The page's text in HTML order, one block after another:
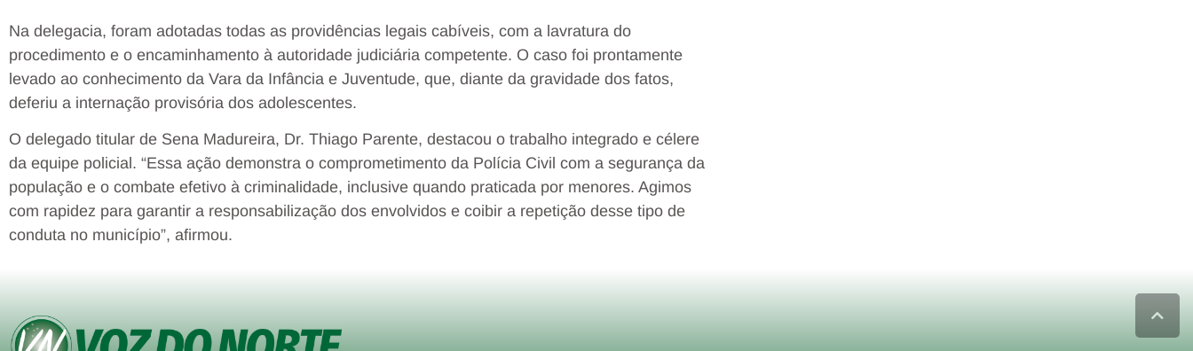
Na delegacia, foram adotadas todas as providências legais cabíveis, com a lavratura do
procedimento e o encaminhamento à autoridade judiciária competente. O caso foi prontamente
levado ao conhecimento da Vara da Infância e Juventude, que, diante da gravidade dos fatos,
deferiu a internação provisória dos adolescentes.
O delegado titular de Sena Madureira, Dr. Thiago Parente, destacou o trabalho integrado e célere
da equipe policial. “Essa ação demonstra o comprometimento da Polícia Civil com a segurança da
população e o combate efetivo à criminalidade, inclusive quando praticada por menores. Agimos
com rapidez para garantir a responsabilização dos envolvidos e coibir a repetição desse tipo de
conduta no município”, afirmou.